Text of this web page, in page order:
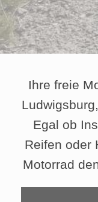
Ihre freie
Egal ob
Reifen oder
Motorrad